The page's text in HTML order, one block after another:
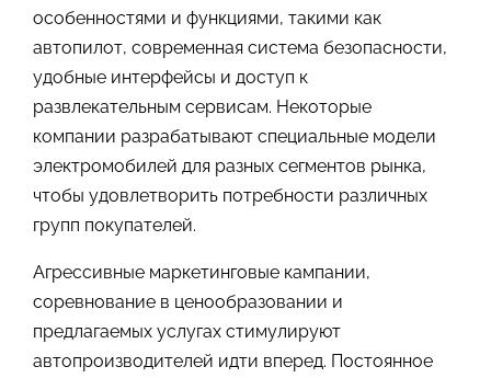
особенностями и функциями, такими как
автопилот, современная система безопасности,
удобные интерфейсы и доступ к
развлекательным сервисам. Некоторые
компании разрабатывают специальные модели
электромобилей для разных сегментов рынка,
чтобы удовлетворить потребности различных
групп покупателей.
Агрессивные маркетинговые кампании,
соревнование в ценообразовании и
предлагаемых услугах стимулируют
автопроизводителей идти вперед. Постоянное